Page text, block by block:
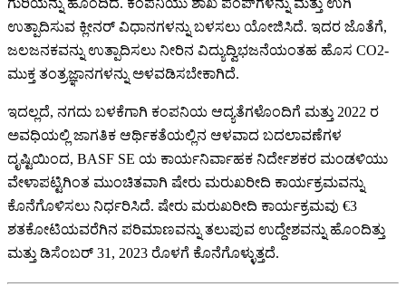
ಉತ್ಪಾದಿಸುವ ಕ್ಲೀನರ್ ವಿಧಾನಗಳನ್ನು ಬಳಸಲು ಯೋಜಿಸಿದೆ. ಇದರ ಜೊತೆಗೆ,
ಜಲಜನಕವನ್ನು ಉತ್ಪಾದಿಸಲು ನೀರಿನ ವಿದ್ಯುದ್ವಿಭಜನೆಯಂತಹ ಹೊಸ CO2-
ಮುಕ್ತ ತಂತ್ರಜ್ಞಾನಗಳನ್ನು ಅಳವಡಿಸಬೇಕಾಗಿದೆ.
ಇದಲ್ಲದೆ, ನಗದು ಬಳಕೆಗಾಗಿ ಕಂಪನಿಯ ಆದ್ಯತೆಗಳೊಂದಿಗೆ ಮತ್ತು 2022 ರ
ಅವಧಿಯಲ್ಲಿ ಜಾಗತಿಕ ಆರ್ಥಿಕತೆಯಲ್ಲಿನ ಆಳವಾದ ಬದಲಾವಣೆಗಳ
ದೃಷ್ಟಿಯಿಂದ, BASF SE ಯ ಕಾರ್ಯನಿರ್ವಾಹಕ ನಿರ್ದೇಶಕರ ಮಂಡಳಿಯು
ವೇಳಾಪಟ್ಟಿಗಿಂತ ಮುಂಚಿತವಾಗಿ ಷೇರು ಮರುಖರೀದಿ ಕಾರ್ಯಕ್ರಮವನ್ನು
ಕೊನೆಗೊಳಿಸಲು ನಿರ್ಧರಿಸಿದೆ. ಷೇರು ಮರುಖರೀದಿ ಕಾರ್ಯಕ್ರಮವು €3
ಶತಕೋಟಿಯವರೆಗಿನ ಪರಿಮಾಣವನ್ನು ತಲುಪುವ ಉದ್ದೇಶವನ್ನು ಹೊಂದಿತ್ತು
ಮತ್ತು ಡಿಸೆಂಬರ್ 31, 2023 ರೊಳಗೆ ಕೊನೆಗೊಳ್ಳುತ್ತದೆ.